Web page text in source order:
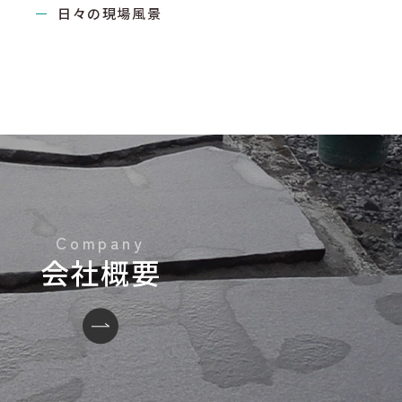
日々の現場風景
会社概要